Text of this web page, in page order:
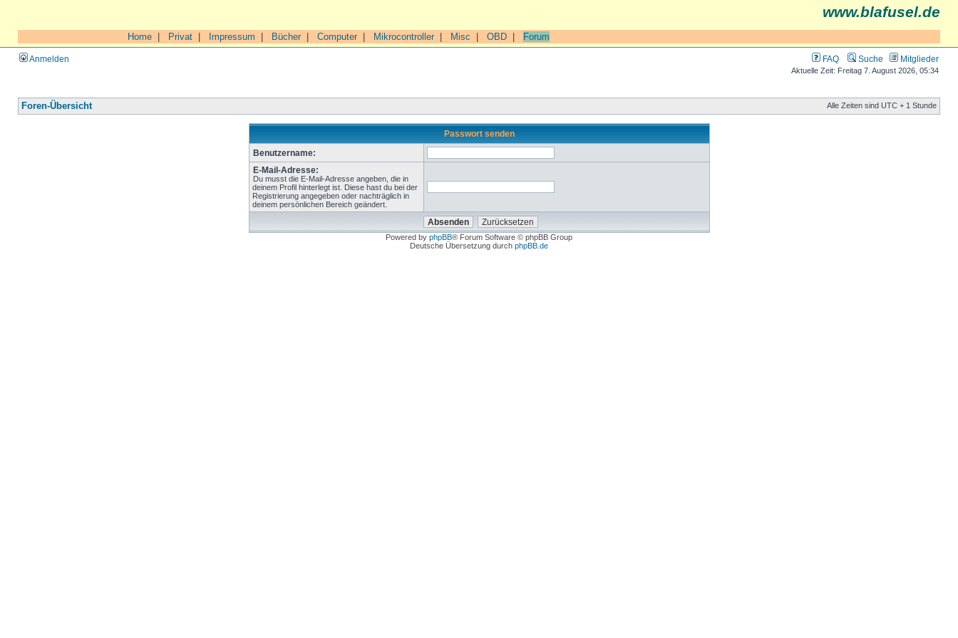
www.blafusel.de
Home Privat Impressum Bücher| Computer| Mikrocontroller| Misc OBD Forum
Anmelden FAQ Suche Mitglieder
Aktuelle Zeit: Freitag 7. August 2026, 05:34
Foren-Übersicht Alle Zeiten sind UTC + 1 Stunde
Passwort senden
Benutzername:
E-Mail-Adresse:
Du musst die E-Mail-Adresse angeben, die in
deinem Profil hinterlegt ist. Diese hast du bei der
Registrierung angegeben oder nachträglich in
deinem persönlichen Bereich geändert.
Powered by phpBB® Forum Software © phpBB Group
Deutsche Übersetzung durch phpBB.de